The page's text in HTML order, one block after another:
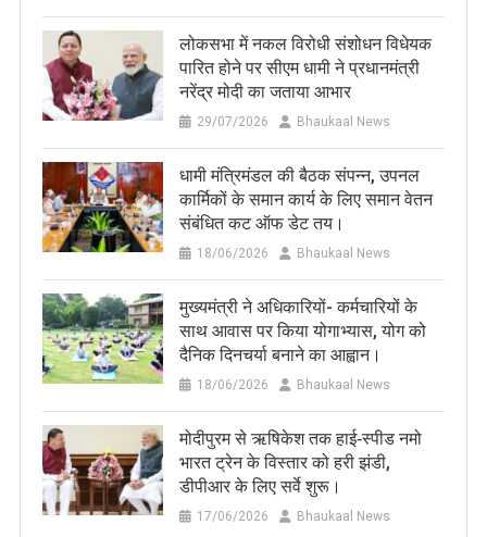
लोकसभा में नकल विरोधी संशोधन विधेयक
पारित होने पर सीएम धामी ने प्रधानमंत्री
नरेंद्र मोदी का जताया आभार
29/07/2026 Bhaukaal News
धामी मंत्रिमंडल की बैठक संपन्न, उपनल
कार्मिकों के समान कार्य के लिए समान वेतन
संबंधित कट ऑफ डेट तय।
18/06/2026 Bhaukaal News
मुख्यमंत्री ने अधिकारियों- कर्मचारियों के
साथ आवास पर किया योगाभ्यास, योग को
दैनिक दिनचर्या बनाने का आह्वान।
18/06/2026 Bhaukaal News
मोदीपुरम से ऋषिकेश तक हाई‑स्पीड नमो
भारत ट्रेन के विस्तार को हरी झंडी,
डीपीआर के लिए सर्वे शुरू।
17/06/2026 Bhaukaal News